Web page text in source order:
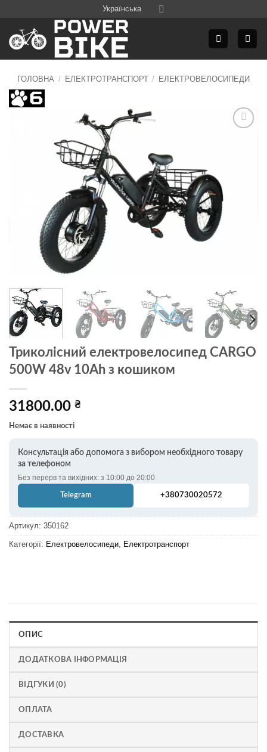
content
Українська
ГОЛОВНА / ЕЛЕКТРОТРАНСПОРТ / ЕЛЕКТРОВЕЛОСИПЕДИ
Триколісний електровелосипед CARGO
500W 48v 10Ah з кошиком
31800.00 ₴
Немає в наявності
Консультація або допомога з вибором необхідного товару
за телефоном
Без перерв та вихідних: з 10:00 до 20:00
Telegram +380730020572
Артикул: 350162
Категорії: Електровелосипеди, Електротранспорт
ОПИС
ДОДАТКОВА ІНФОРМАЦІЯ
ВІДГУКИ (0)
ОПЛАТА
ДОСТАВКА